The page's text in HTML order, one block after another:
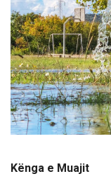
Kënga e Muajit